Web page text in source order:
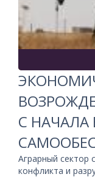
С
Аграрный сектор
конфликта и